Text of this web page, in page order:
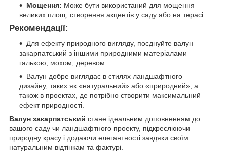
Мощення: Може бути використаний для мощення
великих площ, створення акцентів у саду або на терасі.
Рекомендації:
Для ефекту природного вигляду, поєднуйте валун
закарпатський з іншими природними матеріалами –
галькою, мохом, деревом.
Валун добре виглядає в стилях ландшафтного
дизайну, таких як «натуральний» або «природний», а
також в проектах, де потрібно створити максимальний
ефект природності.
Валун закарпатський стане ідеальним доповненням до
вашого саду чи ландшафтного проекту, підкреслюючи
природну красу і додаючи елегантності завдяки своїм
натуральним відтінкам та фактурі.